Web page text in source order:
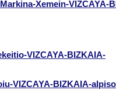
Xemein-VIZCAYA-
VIZCAYA-BIZKAIA-
VIZCAYA-BIZKAIA-